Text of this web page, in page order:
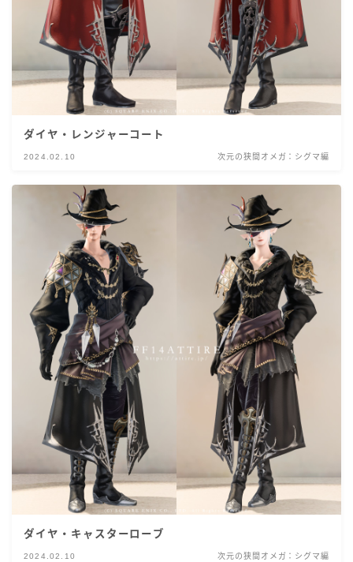
ダイヤ・レンジャーコート
2024.02.10 次元の狭間オメガ：シグマ編
ダイヤ・キャスターローブ
2024.02.10 次元の狭間オメガ：シグマ編